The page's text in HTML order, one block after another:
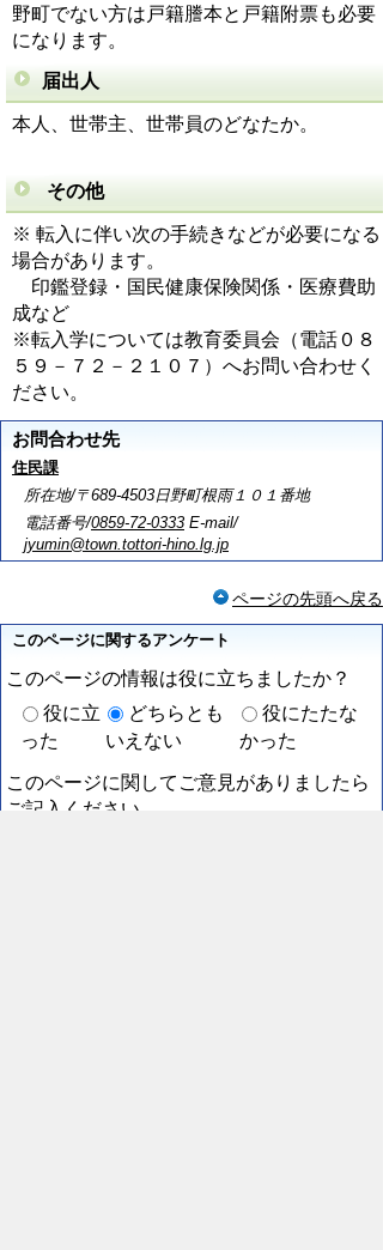
野町でない方は戸籍謄本と戸籍附票も必要
になります。
届出人
本人、世帯主、世帯員のどなたか。
その他
※ 転入に伴い次の手続きなどが必要になる
場合があります。
印鑑登録・国民健康保険関係・医療費助
成など
※転入学については教育委員会（電話０８
５９－７２－２１０７）へお問い合わせく
ださい。
お問合わせ先
住民課
所在地/〒689-4503日野町根雨１０１番地
電話番号/0859-72-0333 E-mail/
jyumin@town.tottori-hino.lg.jp
ページの先頭へ戻る
このページに関するアンケート
このページの情報は役に立ちましたか？
役に立
った
どちらとも
いえない
役にたたな
かった
このページに関してご意見がありましたら
ご記入ください。